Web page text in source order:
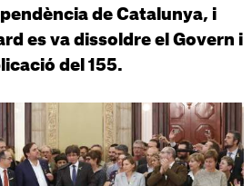
de Catalunya, i
es va dissoldre el Govern i
del 155.